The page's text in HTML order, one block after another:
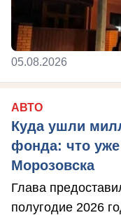
05.08.2026
АВТО
Куда ушли
фонда: что уже
Морозовска
Глава
полугодие 2026